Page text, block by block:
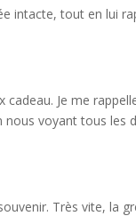
intacte, tout en lui
Je me
nous voyant tous les
Très vite, la